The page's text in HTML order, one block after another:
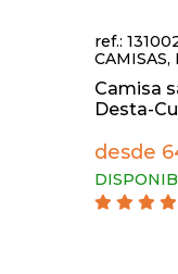
ref.:
CAMISAS,
Camisa
Desta-
desde